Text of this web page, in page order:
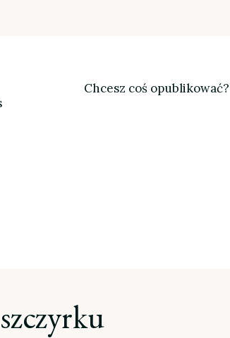
Chcesz coś opublikować?